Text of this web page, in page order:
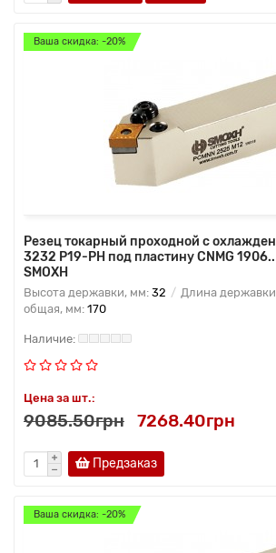
Ваша скидка: -20%
Резец токарный проходной с
3232 P19-PH под пластину CNMG
SMOXH
Высота державки, мм: 32 Длина
общая, мм: 170
Цена за шт.:
9085.50грн 7268.40грн
Предзаказ
Ваша скидка: -20%